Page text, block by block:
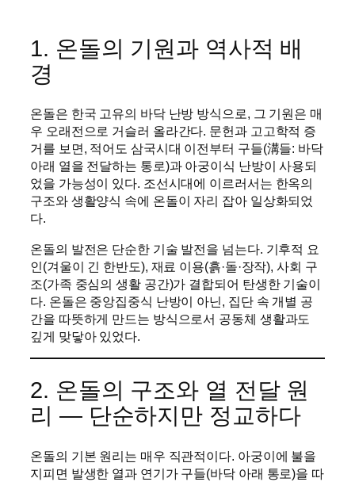
1. 온돌의 기원과 역사적 배
경
온돌은 한국 고유의 바닥 난방 방식으로, 그 기원은 매
우 오래전으로 거슬러 올라간다. 문헌과 고고학적 증
거를 보면, 적어도 삼국시대 이전부터 구들(溝들: 바닥
아래 열을 전달하는 통로)과 아궁이식 난방이 사용되
었을 가능성이 있다. 조선시대에 이르러서는 한옥의
구조와 생활양식 속에 온돌이 자리 잡아 일상화되었
다.
온돌의 발전은 단순한 기술 발전을 넘는다. 기후적 요
인(겨울이 긴 한반도), 재료 이용(흙·돌·장작), 사회 구
조(가족 중심의 생활 공간)가 결합되어 탄생한 기술이
다. 온돌은 중앙집중식 난방이 아닌, 집단 속 개별 공
간을 따뜻하게 만드는 방식으로서 공동체 생활과도
깊게 맞닿아 있었다.
2. 온돌의 구조와 열 전달 원
리 — 단순하지만 정교하다
온돌의 기본 원리는 매우 직관적이다. 아궁이에 불을
지피면 발생한 열과 연기가 구들(바닥 아래 통로)을 따